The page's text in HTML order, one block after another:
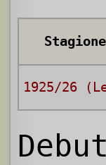
Stagione